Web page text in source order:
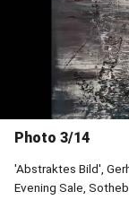
Photo 3/14
'Abstraktes Bild',
Evening Sale,